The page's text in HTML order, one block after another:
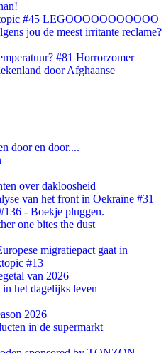
#45 LEGOOOOOOOOOOO
jou de meest irritante reclame?
#81 Horrorzomer
door Afghaanse
door en door....
over dakloosheid
van het front in Oekraïne #31
- Boekje pluggen.
one bites the dust
migratiepact gaat in
#13
van 2026
het dagelijks leven
2026
in de supermarkt